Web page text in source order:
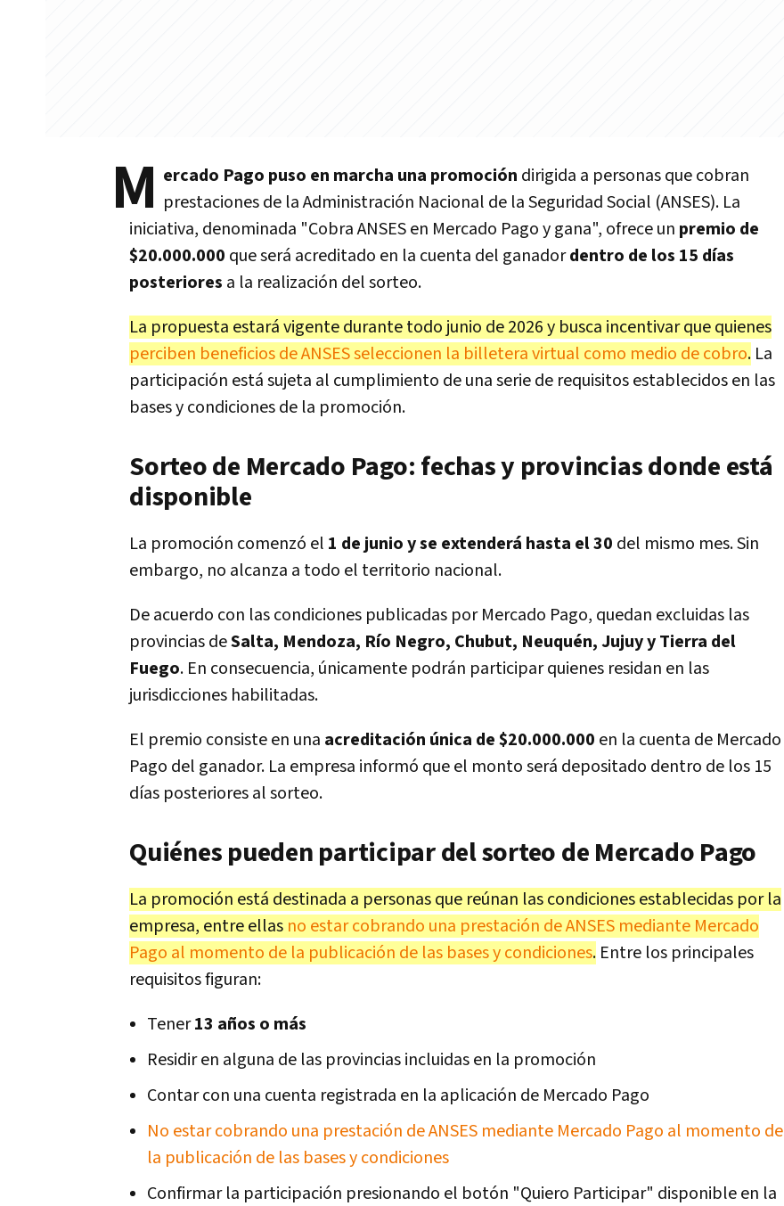
M ercado Pago puso en marcha una promoción dirigida a personas que cobran
prestaciones de la Administración Nacional de la Seguridad Social (ANSES). La
iniciativa, denominada "Cobra ANSES en Mercado Pago y gana", ofrece un premio de
$20.000.000 que será acreditado en la cuenta del ganadordentro de los 15 días
posteriores a la realización del sorteo.
La propuesta estará vigente durante todo junio de 2026 y busca incentivar que quienes
perciben beneficios de ANSES seleccionen la billetera virtual como medio de cobro. La
participación está sujeta al cumplimiento de una serie de requisitos establecidos en las
bases y condiciones de la promoción.
Sorteo de Mercado Pago: fechas y provincias donde está
disponible
La promoción comenzó el 1 de junio y se extenderá hasta el 30 del mismo mes. Sin
embargo, no alcanza a todo el territorio nacional.
De acuerdo con las condiciones publicadas por Mercado Pago, quedan excluidas las
provincias deSalta, Mendoza, Río Negro, Chubut, Neuquén, Jujuy y Tierra del
Fuego. En consecuencia, únicamente podrán participar quienes residan en las
jurisdicciones habilitadas.
El premio consiste en una acreditación única de $20.000.000 en la cuenta de Mercado
Pago del ganador. La empresa informó que el monto será depositado dentro de los 15
días posteriores al sorteo.
Quiénes pueden participar del sorteo de Mercado Pago
La promoción está destinada a personas que reúnan las condiciones establecidas por la
empresa, entre ellas no estar cobrando una prestación de ANSES mediante Mercado
Pago al momento de la publicación de las bases y condiciones. Entre los principales
requisitos figuran:
Tener13 años o más
Residir en alguna de las provincias incluidas en la promoción
Contar con una cuenta registrada en la aplicación de Mercado Pago
No estar cobrando una prestación de ANSES mediante Mercado Pago al momento de
la publicación de las bases y condiciones
Confirmar la participación presionando el botón "Quiero Participar" disponible en la